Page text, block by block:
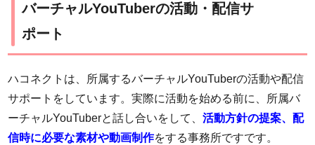
バーチャルYouTuberの活動・配信サ
ポート
ハコネクトは、所属するバーチャルYouTuberの活動や配信
サポートをしています。実際に活動を始める前に、所属バ
ーチャルYouTuberと話し合いをして、活動方針の提案、配
信時に必要な素材や動画制作をする事務所ですです。